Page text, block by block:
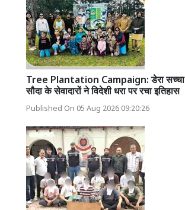
Tree Plantation Campaign: डेरा सच्चा
सौदा के सेवादारों ने विदेशी धरा पर रचा इतिहास
Published On 05 Aug 2026 09:20:26